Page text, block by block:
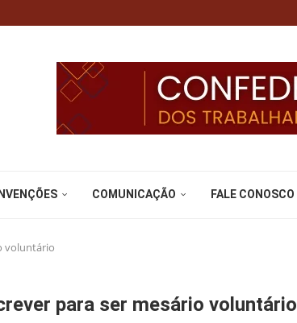
COMUNICAÇÃO FALE CONOSCO
voluntário
para ser mesário voluntário